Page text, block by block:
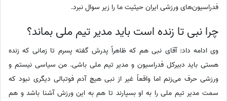
فدراسیون‌های ورزشی ایران حیثیت ما را زیر سوال نبرد.
چرا نبی تا زنده است باید مدیر تیم ملی بماند؟
وی ادامه داد: آقای نبی هم که ظاهراً پدرش گفته پسرم تا زمانی که زنده
هستی باید دبیرکل فدراسیون و مدیر تیم ملی باشی. من سیاسی نیستم و
ورزشی حرف می‌زنم اما واقعاً غیر از نبی هیچ آدم فوتبالی دیگری نبود که
سمت مدیر تیم ملی را به او بسپارند تا هم به این ورزش آشنا باشد و هم